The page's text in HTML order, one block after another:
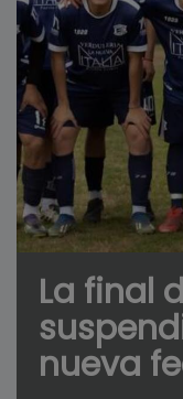
La final
nueva